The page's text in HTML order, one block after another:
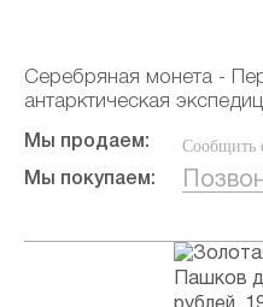
Серебряная монета -
антарктическая
Мы продаем: Сообщить
Мы покупаем: